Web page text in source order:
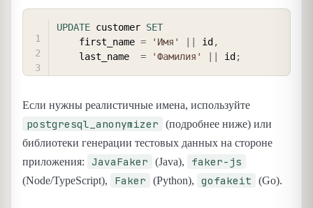
UPDATE customer SET
    first_name
= 'Имя' id ,
    last_name
= 'Фамилия' id ;
Если нужны реалистичные имена, используйте
postgresql_anonymizer
(подробнее ниже) или
библиотеки генерации тестовых данных на стороне
приложения:
JavaFaker (Java), faker-js
(Node/TypeScript), Faker (Python), gofakeit (Go).